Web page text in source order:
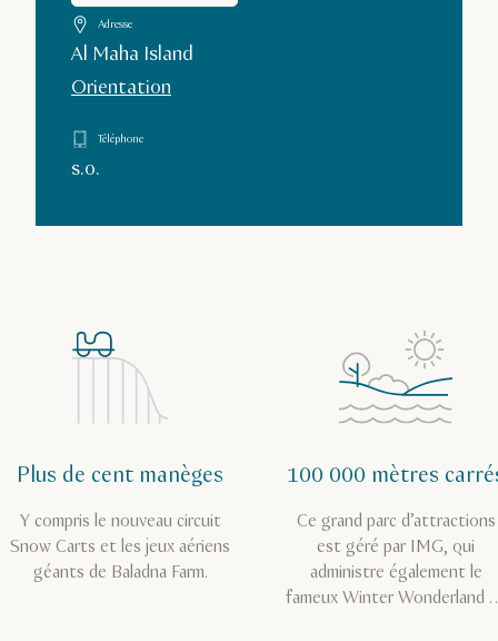
Adresse
Al Maha Island
Orientation
Téléphone
s.o.
Plus de cent manèges
Y compris le nouveau circuit
Snow Carts et les jeux aériens
géants de Baladna Farm.
100 000 mètres
Ce grand parc d’attractions
est géré par IMG, qui
administre également le
fameux Winter Wonderland